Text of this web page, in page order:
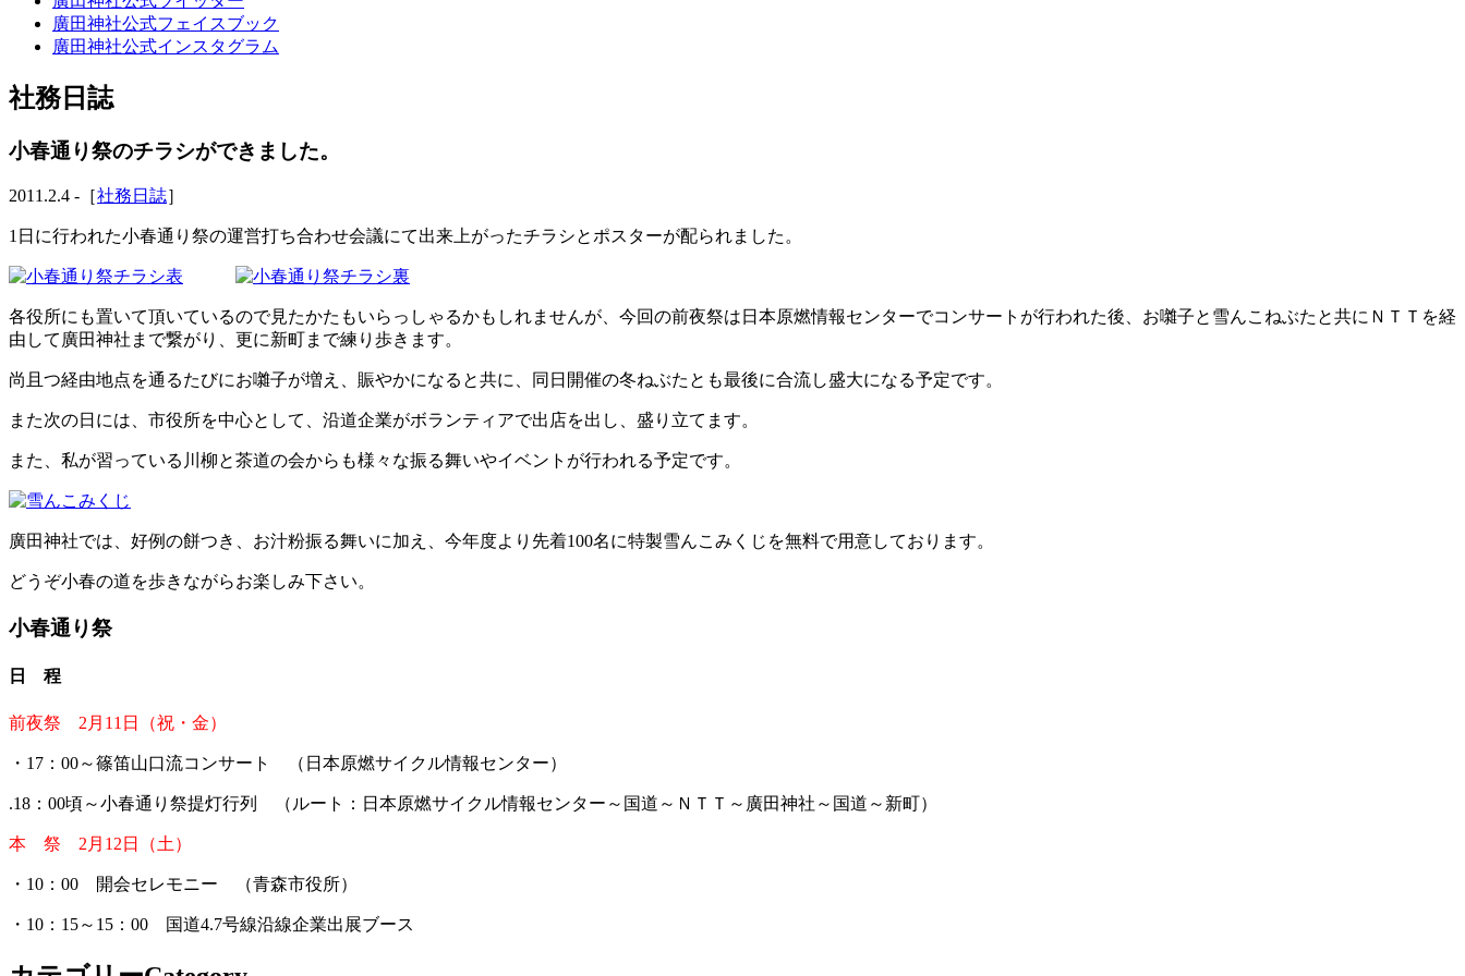
廣田神社公式フェイスブック
廣田神社公式インスタグラム
社務日誌
小春通り祭のチラシができました。
2011.2.4 -［社務日誌］
1日に行われた小春通り祭の運営打ち合わせ会議にて出来上がったチラシとポスターが配られました。
各役所にも置いて頂いているので見たかたもいらっしゃるかもしれませんが、今回の前夜祭は日本原燃情報センターでコンサートが行われた後、お囃子と雪んこねぶたと共にＮＴＴを経
由して廣田神社まで繋がり、更に新町まで練り歩きます。
尚且つ経由地点を通るたびにお囃子が増え、賑やかになると共に、同日開催の冬ねぶたとも最後に合流し盛大になる予定です。
また次の日には、市役所を中心として、沿道企業がボランティアで出店を出し、盛り立てます。
また、私が習っている川柳と茶道の会からも様々な振る舞いやイベントが行われる予定です。
廣田神社では、好例の餅つき、お汁粉振る舞いに加え、今年度より先着100名に特製雪んこみくじを無料で用意しております。
どうぞ小春の道を歩きながらお楽しみ下さい。
小春通り祭
日 程
前夜祭 2月11日（祝・金）
・17：00～篠笛山口流コンサート （日本原燃サイクル情報センター）
.18：00頃～小春通り祭提灯行列 （ルート：日本原燃サイクル情報センター～国道～ＮＴＴ～廣田神社～国道～新町）
本 祭 2月12日（土）
・10：00 開会セレモニー （青森市役所）
・10：15～15：00 国道4.7号線沿線企業出展ブース